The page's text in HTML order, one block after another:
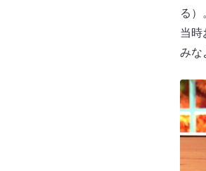
る）
当時
みな